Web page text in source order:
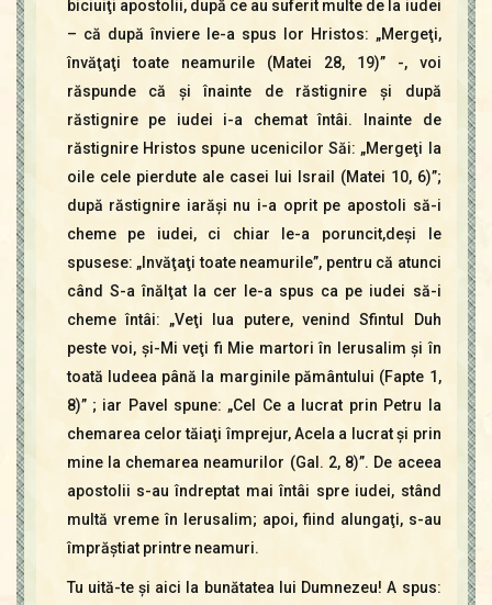
biciuiţi apostolii, după ce au suferit multe de la iudei
– că după înviere le-a spus lor Hristos: „Mergeţi,
învăţaţi toate neamurile (Matei 28, 19)” -, voi
răspunde că şi înainte de răstignire şi după
răstignire pe iudei i-a chemat întâi. Inainte de
răstignire Hristos spune ucenicilor Săi: „Mergeţi la
oile cele pierdute ale casei lui lsrail (Matei 10, 6)”;
după răstignire iarăşi nu i-a oprit pe apostoli să-i
cheme pe iudei, ci chiar le-a poruncit,deşi le
spusese: „Invăţaţi toate neamurile”, pentru că atunci
când S-a înălţat la cer le-a spus ca pe iudei să-i
cheme întâi: „Veţi lua putere, venind Sfintul Duh
peste voi, şi-Mi veţi fi Mie martori în Ierusalim şi în
toată ludeea până la marginile pământului (Fapte 1,
8)” ; iar Pavel spune: „Cel Ce a lucrat prin Petru la
chemarea celor tăiaţi împrejur, Acela a lucrat şi prin
mine la chemarea neamurilor (Gal. 2, 8)”. De aceea
apostolii s-au îndreptat mai întâi spre iudei, stând
multă vreme în Ierusalim; apoi, fiind alungaţi, s-au
împrăştiat printre neamuri.
Tu uită-te şi aici la bunătatea lui Dumnezeu! A spus: